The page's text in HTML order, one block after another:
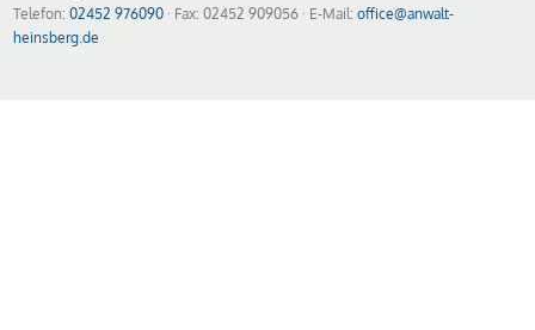
Telefon:02452 976090 · Fax: 02452 909056 · E-Mail:office@anwalt-
heinsberg.de